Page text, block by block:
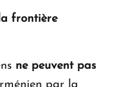
frontière
ne peuvent pas
par la